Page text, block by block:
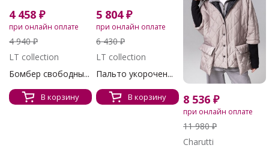
4 458 ₽
при онлайн оплате
4 940 ₽
LT collection
Бомбер свободны...
В корзину
5 804 ₽
при онлайн оплате
6 430 ₽
LT collection
Пальто укорочен...
В корзину 8 536 ₽
при онлайн оплате
11 980 ₽
Charutti